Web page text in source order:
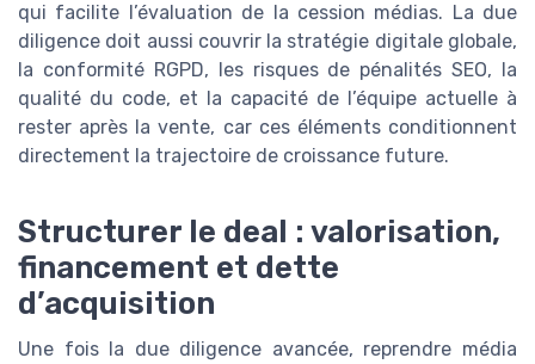
qui facilite l’évaluation de la cession médias. La due
diligence doit aussi couvrir la stratégie digitale globale,
la conformité RGPD, les risques de pénalités SEO, la
qualité du code, et la capacité de l’équipe actuelle à
rester après la vente, car ces éléments conditionnent
directement la trajectoire de croissance future.
Structurer le deal : valorisation,
financement et dette
d’acquisition
Une fois la due diligence avancée, reprendre média